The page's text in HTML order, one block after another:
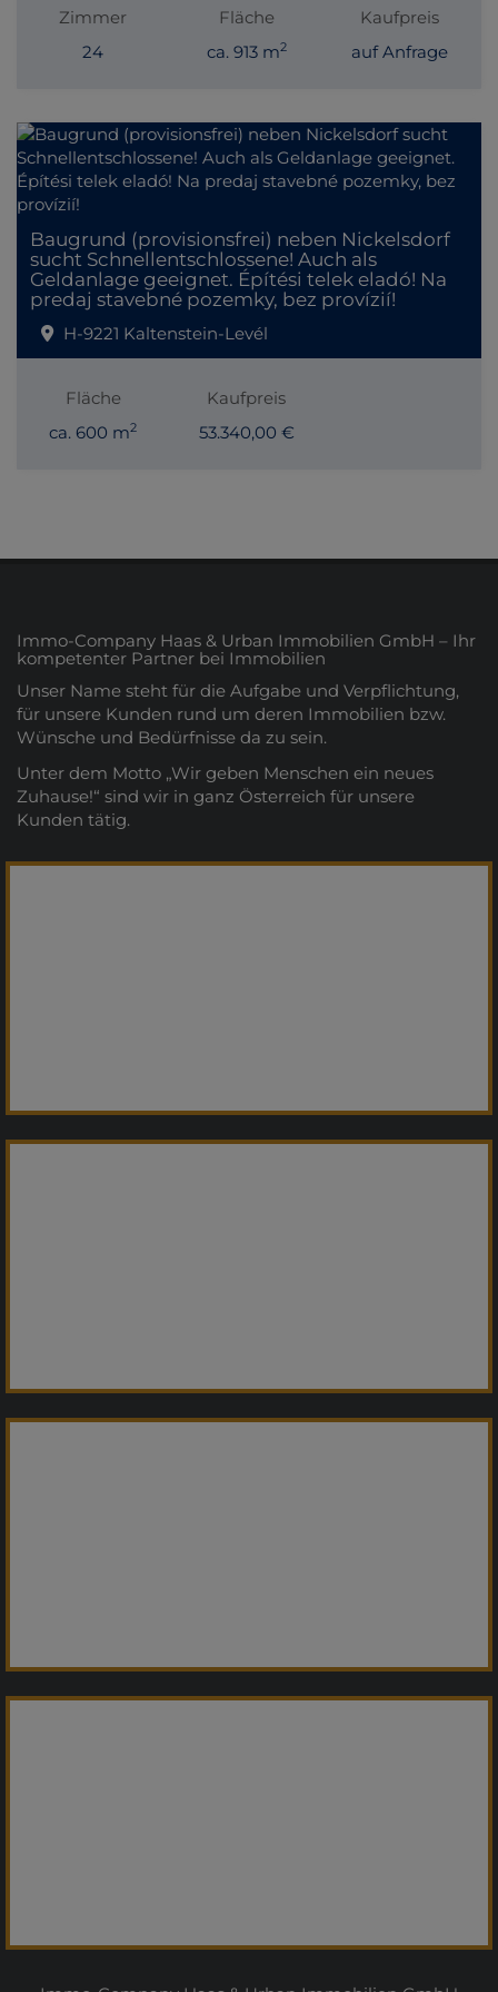
Zimmer
24
Fläche
ca. 913 m2
Kaufpreis
auf Anfrage
Baugrund (provisionsfrei) neben Nickelsdorf
sucht Schnellentschlossene! Auch als
Geldanlage geeignet. Építési telek eladó! Na
predaj stavebné pozemky, bez provízií!
H-9221 Kaltenstein-Levél
Fläche
ca. 600 m2
Kaufpreis
53.340,00 €
Immo-Company Haas & Urban Immobilien GmbH – Ihr
kompetenter Partner bei Immobilien
Unser Name steht für die Aufgabe und Verpflichtung,
für unsere Kunden rund um deren Immobilien bzw.
Wünsche und Bedürfnisse da zu sein.
Unter dem Motto „Wir geben Menschen ein neues
Zuhause!“ sind wir in ganz Österreich für unsere
Kunden tätig.